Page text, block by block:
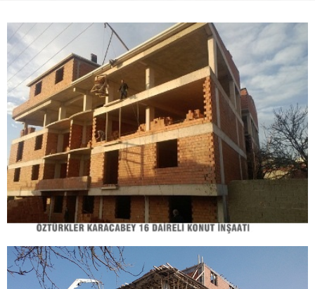
REFERANSLAR
İNSAN KAYNAKLARI
İLETIŞIM
E-KATALOG